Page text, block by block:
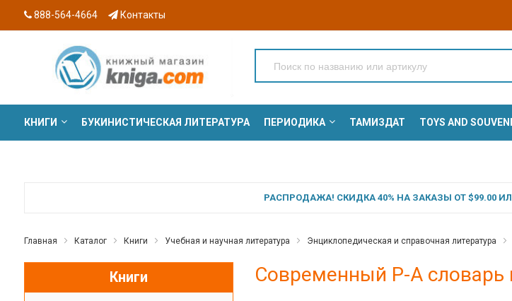
888-564-4664 Контакты
КНИГИ БУКИНИСТИЧЕСКАЯ ЛИТЕРАТУРА ПЕРИОДИКА ТАМИЗДАТ TOYS AND
РАСПРОДАЖА! СКИДКА 40% НА ЗАКАЗЫ ОТ $99.00
Главная Каталог Книги Учебная и научная литература Энциклопедическая и справочная литература
Книги Современный Р-А словарь